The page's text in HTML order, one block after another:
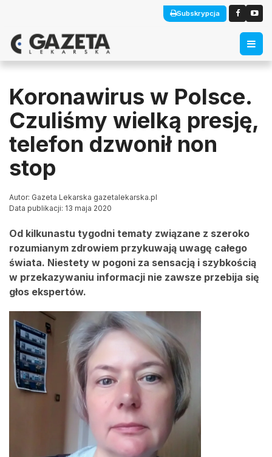
Subskrypcja
Koronawirus w Polsce.
Czuliśmy wielką presję,
telefon dzwonił non
stop
Autor: Gazeta Lekarska gazetalekarska.pl
Data publikacji: 13 maja 2020
Od kilkunastu tygodni tematy związane z szeroko
rozumianym zdrowiem przykuwają uwagę całego
świata. Niestety w pogoni za sensacją i szybkością
w przekazywaniu informacji nie zawsze przebija się
głos ekspertów.